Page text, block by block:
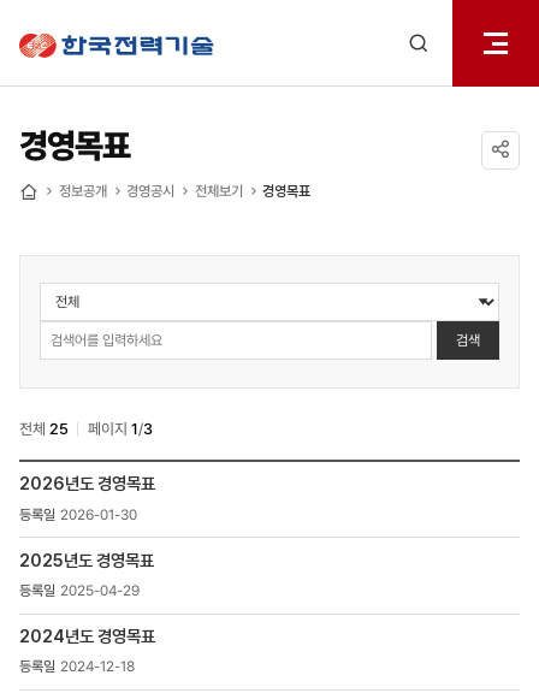
열기
경영목표
정보공개 경영공시 전체보기 경영목표
정보공개
>
경영공시
>
경영목표
검색
전체 25 페이지 1/3
>
경영공시
>
경영목표
목록
번호,
등록일
2026년도 경영목표
2026-01-30
2025년도 경영목표
2025-04-29
2024년도 경영목표
2024-12-18